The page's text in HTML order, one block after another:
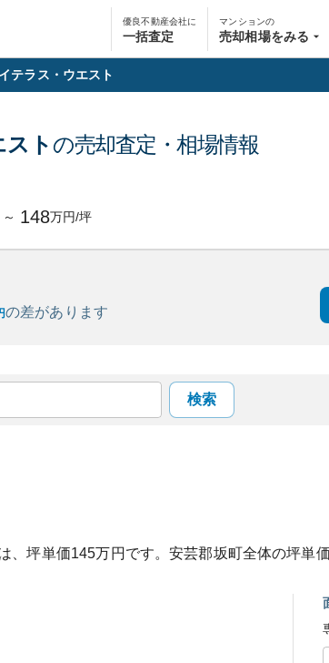
優良不動産会社に
一括査定
マンションの
売却相場をみる
テラス・ウエスト
ト の売却査定・相場情報
～ 148万円/坪
の差があります
検索
、坪単価145万円です。安芸郡坂町全体の坪単